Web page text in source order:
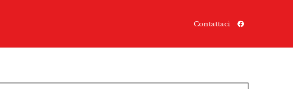
Contattaci